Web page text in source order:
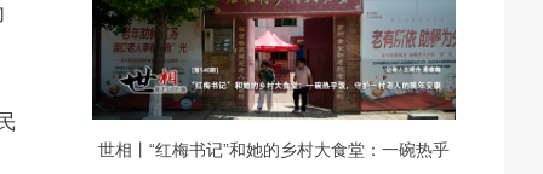
世相丨“红梅书记”和她的乡村大食堂：一碗热乎